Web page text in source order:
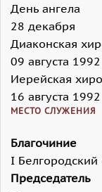
День ангела
28 декабря
Диаконская
09 августа 1992
Иерейская
16 августа 1992
МЕСТО СЛУЖЕНИЯ
Благочиние
I Белгородский
Председатель